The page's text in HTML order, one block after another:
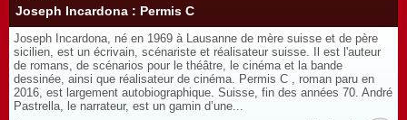
Joseph Incardona : Permis C
Joseph Incardona, né en 1969 à Lausanne de mère suisse et de père
sicilien, est un écrivain, scénariste et réalisateur suisse. Il est l'auteur
de romans, de scénarios pour le théâtre, le cinéma et la bande
dessinée, ainsi que réalisateur de cinéma. Permis C , roman paru en
2016, est largement autobiographique. Suisse, fin des années 70. André
Pastrella, le narrateur, est un gamin d’une...